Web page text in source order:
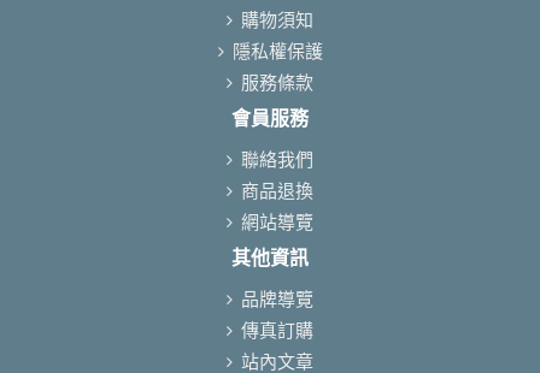
購物須知
隱私權保護
服務條款
會員服務
聯絡我們
商品退換
網站導覽
其他資訊
品牌導覽
傳真訂購
站內文章